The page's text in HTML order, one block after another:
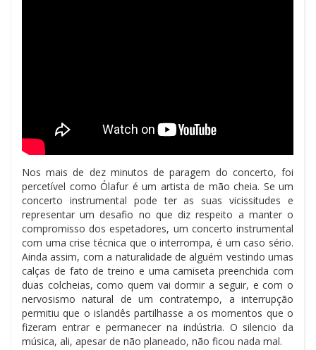
Nos mais de dez minutos de paragem do concerto, foi
percetível como Ólafur é um artista de mão cheia. Se um
concerto instrumental pode ter as suas vicissitudes e
representar um desafio no que diz respeito a manter o
compromisso dos espetadores, um concerto instrumental
com uma crise técnica que o interrompa, é um caso sério.
Ainda assim, com a naturalidade de alguém vestindo umas
calças de fato de treino e uma camiseta preenchida com
duas colcheias, como quem vai dormir a seguir, e com o
nervosismo natural de um contratempo, a interrupção
permitiu que o islandês partilhasse a os momentos que o
fizeram entrar e permanecer na indústria. O silencio da
música, ali, apesar de não planeado, não ficou nada mal.